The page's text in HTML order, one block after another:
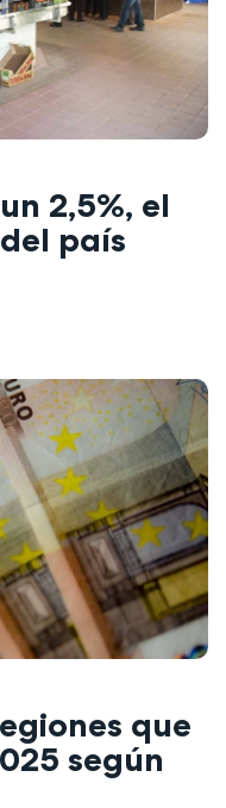
2,5%, el
país
que
según